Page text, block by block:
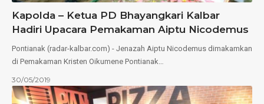
Kapolda – Ketua PD Bhayangkari Kalbar
Hadiri Upacara Pemakaman Aiptu Nicodemus
Pontianak (radar-kalbar.com) - Jenazah Aiptu Nicodemus dimakamkan
di Pemakaman Kristen Oikumene Pontianak…
30/05/2019